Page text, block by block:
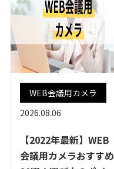
WEB会議用カメラ
2026.08.06
【2022年最新】WEB
会議用カメラおすすめ